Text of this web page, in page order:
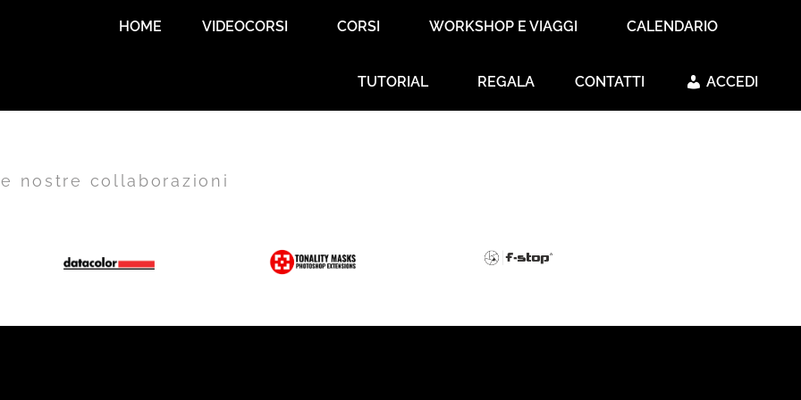
HOME VIDEOCORSI CORSI WORKSHOP E VIAGGI CALENDARIO
TUTORIAL REGALA CONTATTI ACCEDI
nostre collaborazioni